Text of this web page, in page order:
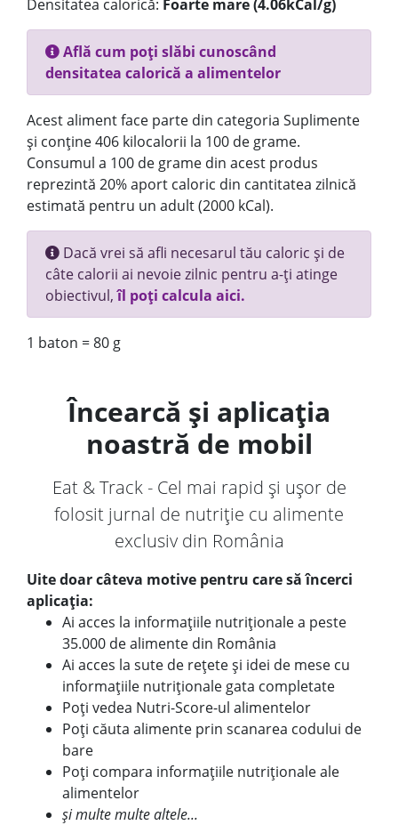
Densitatea calorică: Foarte mare (4.06kCal/g)
Află cum poți slăbi cunoscând
densitatea calorică a alimentelor
Acest aliment face parte din categoria Suplimente
și conține 406 kilocalorii la 100 de grame.
Consumul a 100 de grame din acest produs
reprezintă 20% aport caloric din cantitatea zilnică
estimată pentru un adult (2000 kCal).
Dacă vrei să afli necesarul tău caloric și de
câte calorii ai nevoie zilnic pentru a-ți atinge
obiectivul,îl poți calcula aici.
1 baton = 80 g
Încearcă și aplicația
noastră de mobil
Eat & Track - Cel mai rapid și ușor de
folosit jurnal de nutriție cu alimente
exclusiv din România
Uite doar câteva motive pentru care să încerci
aplicația:
Ai acces la informațiile nutriționale a peste
35.000 de alimente din România
Ai acces la sute de rețete și idei de mese cu
informațiile nutriționale gata completate
Poți vedea Nutri-Score-ul alimentelor
Poți căuta alimente prin scanarea codului de
bare
Poți compara informațiile nutriționale ale
alimentelor
și multe multe altele...